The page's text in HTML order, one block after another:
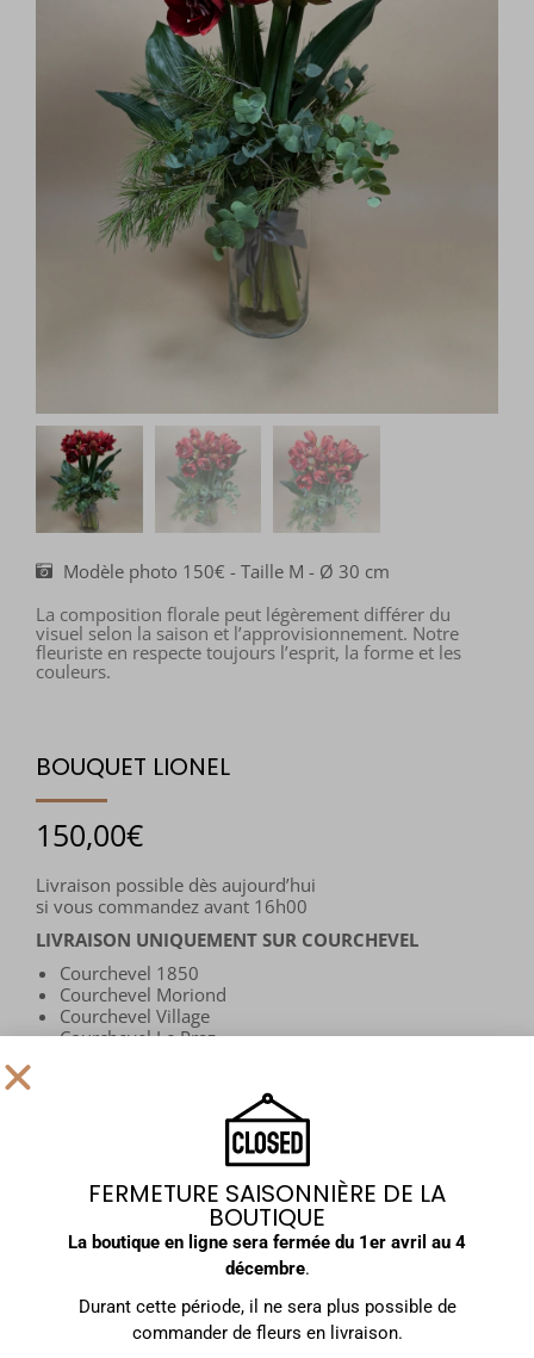
Modèle photo 150€ - Taille M - Ø 30 cm
La composition florale peut légèrement différer du
visuel selon la saison et l’approvisionnement. Notre
fleuriste en respecte toujours l’esprit, la forme et les
couleurs.
BOUQUET LIONEL
150,00€
Livraison possible dès aujourd’hui
si vous commandez avant 16h00
LIVRAISON UNIQUEMENT SUR COURCHEVEL
Courchevel 1850
Courchevel Moriond
Courchevel Village
Courchevel Le Praz
150,00 €
Dispo le 04/12
CHAMPAGNE
FERMETURE SAISONNIÈRE DE LA
BOUTIQUE
La boutique en ligne sera fermée du 1er avril au 4
décembre.
Durant cette période, il ne sera plus possible de
commander de fleurs en livraison.